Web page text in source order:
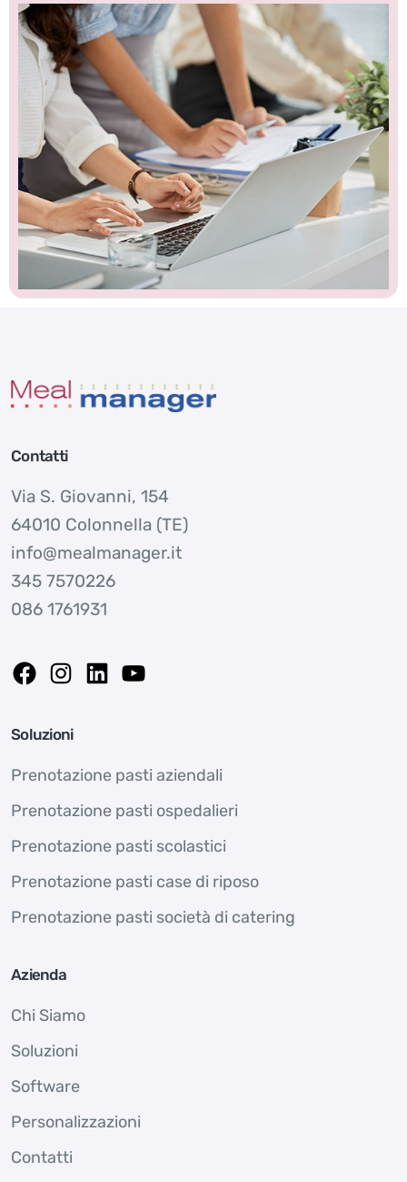
Contatti
Via S. Giovanni, 154
64010 Colonnella (TE)
info@mealmanager.it
345 7570226
086 1761931
Soluzioni
Prenotazione pasti aziendali
Prenotazione pasti ospedalieri
Prenotazione pasti scolastici
Prenotazione pasti case di riposo
Prenotazione pasti società di catering
Azienda
Chi Siamo
Soluzioni
Software
Personalizzazioni
Contatti